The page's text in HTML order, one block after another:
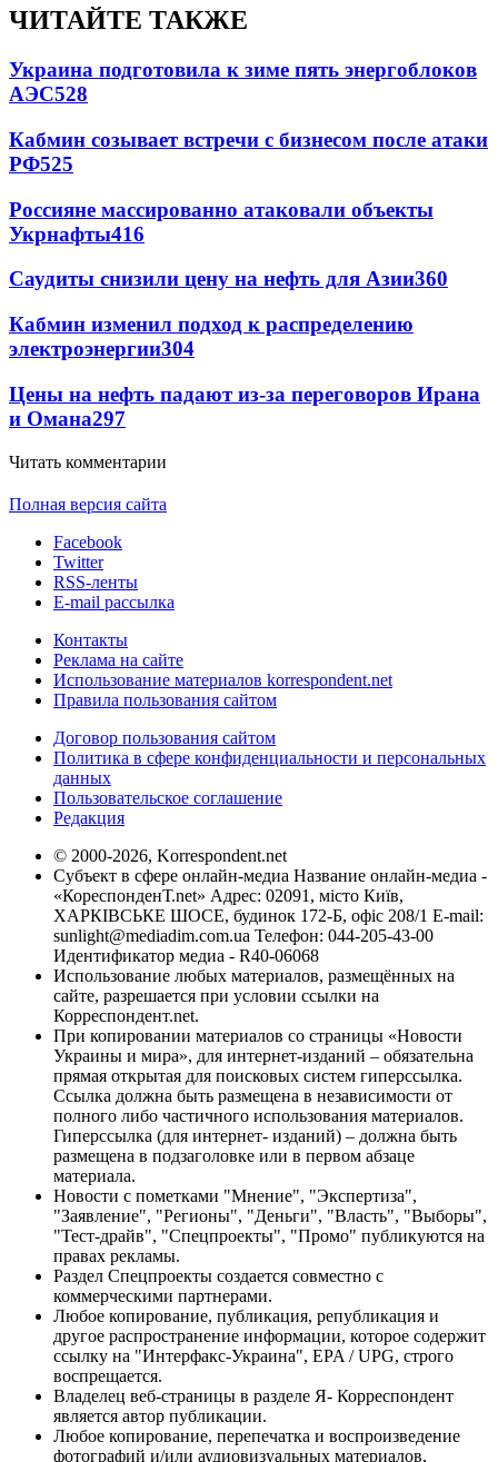
ЧИТАЙТЕ ТАКЖЕ
Украина подготовила к зиме пять энергоблоков
АЭС528
Кабмин созывает встречи с бизнесом после атаки
РФ525
Россияне массированно атаковали объекты
Укрнафты416
Саудиты снизили цену на нефть для Азии360
Кабмин изменил подход к распределению
электроэнергии304
Цены на нефть падают из-за переговоров Ирана
и Омана297
Читать комментарии
Полная версия сайта
Facebook
Twitter
RSS-ленты
E-mail рассылка
Контакты
Реклама на сайте
Использование материалов korrespondent.net
Правила пользования сайтом
Договор пользования сайтом
Политика в сфере конфиденциальности и персональных
данных
Пользовательское соглашение
Редакция
© 2000-2026, Korrespondent.net
Субъект в сфере онлайн-медиа Название онлайн-медиа -
«КореспонденТ.net» Адрес: 02091, місто Київ,
ХАРКІВСЬКЕ ШОСЕ, будинок 172-Б, офіс 208/1 E-mail:
sunlight@mediadim.com.ua Телефон: 044-205-43-00
Идентификатор медиа - R40-06068
Использование любых материалов, размещённых на
сайте, разрешается при условии ссылки на
Корреспондент.net.
При копировании материалов со страницы «Новости
Украины и мира», для интернет-изданий – обязательна
прямая открытая для поисковых систем гиперссылка.
Ссылка должна быть размещена в независимости от
полного либо частичного использования материалов.
Гиперссылка (для интернет- изданий) – должна быть
размещена в подзаголовке или в первом абзаце
материала.
Новости с пометками "Мнение", "Экспертиза",
"Заявление", "Регионы", "Деньги", "Власть", "Выборы",
"Тест-драйв", "Спецпроекты", "Промо" публикуются на
правах рекламы.
Раздел Спецпроекты создается совместно с
коммерческими партнерами.
Любое копирование, публикация, републикация и
другое распространение информации, которое содержит
ссылку на "Интерфакс-Украина", EPA / UPG, строго
воспрещается.
Владелец веб-страницы в разделе Я- Корреспондент
является автор публикации.
Любое копирование, перепечатка и воспроизведение
фотографий и/или аудиовизуальных материалов,